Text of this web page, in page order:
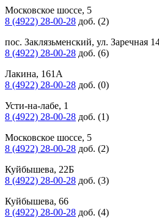
Московское шоссе, 5
8 (4922) 28-00-28 доб. (2)
пос. Заклязьменский, ул. Заречная
8 (4922) 28-00-28 доб. (6)
Лакина, 161А
8 (4922) 28-00-28 доб. (0)
Усти-на-лабе, 1
8 (4922) 28-00-28 доб. (1)
Московское шоссе, 5
8 (4922) 28-00-28 доб. (2)
Куйбышева, 22Б
8 (4922) 28-00-28 доб. (3)
Куйбышева, 66
8 (4922) 28-00-28 доб. (4)